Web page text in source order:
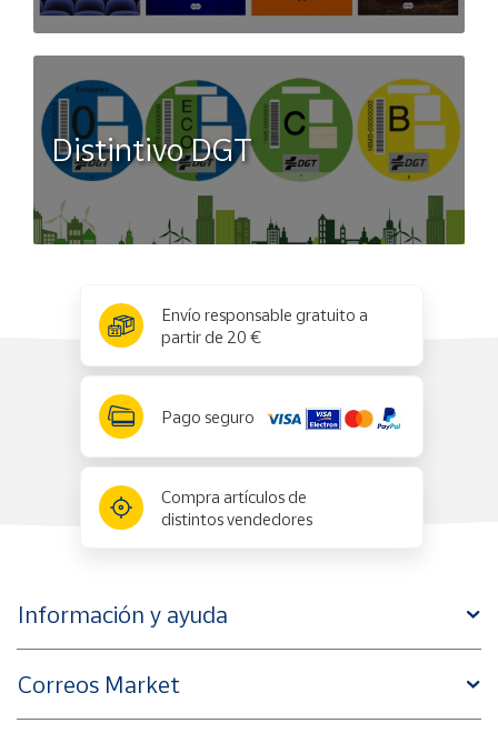
Distintivo DGT
Envío responsable gratuito a
partir de 20 €
Pago seguro
Compra artículos de
distintos vendedores
Información y ayuda
Correos Market